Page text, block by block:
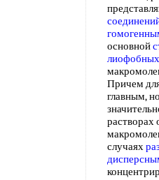
основной
Причем
главным,
растворах
случаях